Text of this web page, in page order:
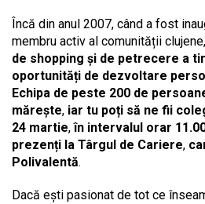
Încă din anul 2007, când a fost
membru activ al comunității
de shopping și de petrecere a
oportunități de dezvoltare
Echipa de peste 200 de
mărește, iar tu poți să ne fii
24 martie,în intervalul orar
prezenți la Târgul de Cariere,
Polivalentă.
Dacă ești pasionat de tot ce